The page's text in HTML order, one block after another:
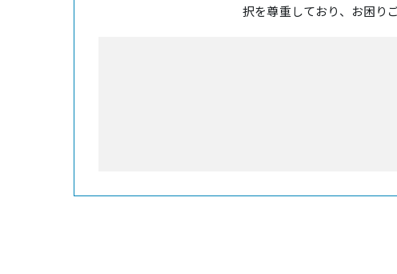
択を尊重しており、お困り